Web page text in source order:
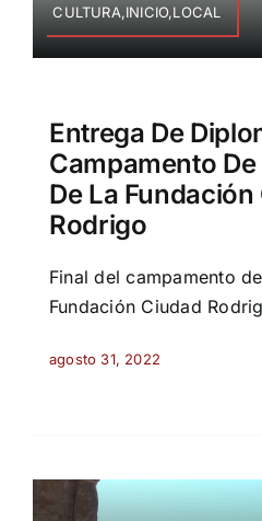
CULTURA,INICIO,LOCAL
Entrega De
Campamento
De La
Rodrigo
Final del campamento
Fundación Ciudad
agosto 31, 2022